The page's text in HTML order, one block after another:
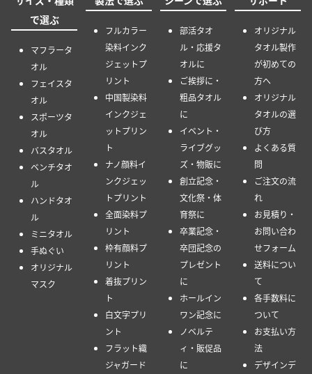
で選ぶ
マフラータ
オル
フェイスタ
オル
スポーツタ
オル
バスタオル
ベンチタオ
ル
ハンドタオ
ル
ミニタオル
手ぬぐい
オリジナル
マスク
フルカラー
染料インク
ジェットプ
リント
中国製染料
インクジェ
ットプリン
ト
ナノ顔料イ
ンクジェッ
トプリント
全面染料プ
リント
枠有顔料プ
リント
着抜プリン
ト
白文字プリ
ント
フラット織
ジャガード
部活タオ
ル・応援タ
オルに
ご挨拶に・
粗品タオル
に
イベント・
ライブグッ
ズ・物販に
創立記念・
文化祭・体
育祭に
卒業記念・
卒団記念の
プレゼント
に
ホールイン
ワン記念に
ノベルテ
ィ・販促品
に
オリジナル
タオル製作
が初めての
方へ
オリジナル
タオルの選
び方
よくある質
問
ご注文の流
れ
お見積り・
お問い合わ
せフォーム
送料につい
て
各手数料に
ついて
お支払い方
法
デザインデ